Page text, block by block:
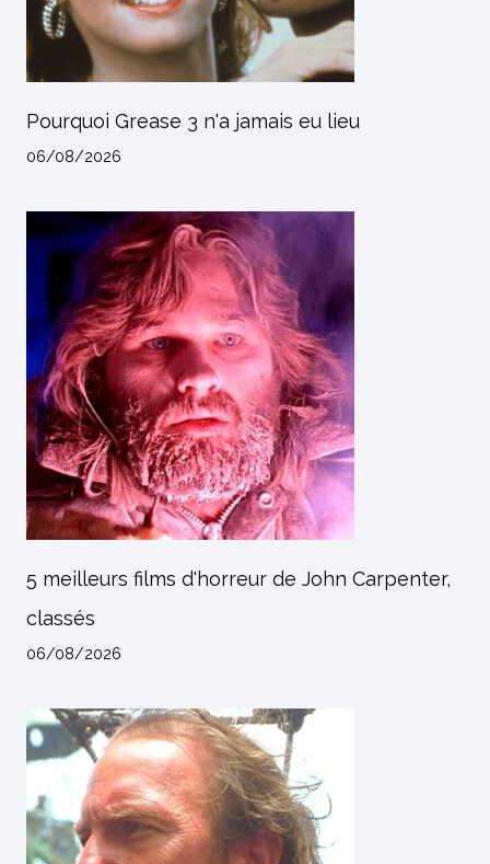
Pourquoi Grease 3 n'a jamais eu lieu
06/08/2026
5 meilleurs films d'horreur de John Carpenter,
classés
06/08/2026